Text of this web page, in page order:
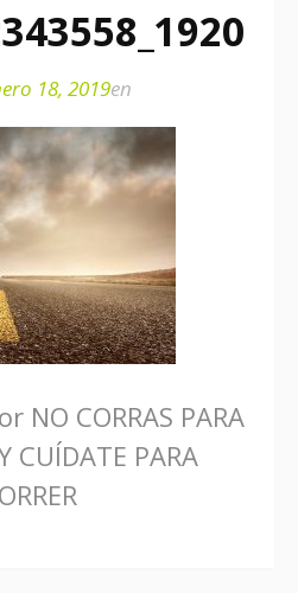
18, 2019en
NO CORRAS PARA
CUÍDATE PARA